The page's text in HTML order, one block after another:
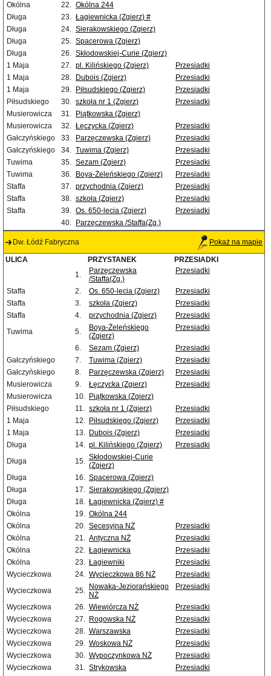
Okólna
22. Okólna 244
Długa
23. Łagiewnicka (Zgierz) #
Długa
24. Sierakowskiego (Zgierz)
Długa
25. Spacerowa (Zgierz)
Długa
26. Skłodowskiej-Curie (Zgierz)
1 Maja
27. pl. Kilińskiego (Zgierz)
Przesiadki
1 Maja
28. Dubois (Zgierz)
Przesiadki
1 Maja
29. Piłsudskiego (Zgierz)
Przesiadki
Piłsudskiego
30. szkoła nr 1 (Zgierz)
Przesiadki
Musierowicza
31.
Piątkowska (Zgierz)
Musierowicza
32. Łęczycka (Zgierz)
Przesiadki
Gałczyńskiego
33. Parzęczewska (Zgierz)
Przesiadki
Gałczyńskiego
34. Tuwima (Zgierz)
Przesiadki
Tuwima
35. Sezam (Zgierz)
Przesiadki
Tuwima
36. Boya-Żeleńskiego (Zgierz)
Przesiadki
Staffa
37. przychodnia (Zgierz)
Przesiadki
Staffa
38. szkoła (Zgierz)
Przesiadki
Staffa
39. Os. 650-lecia (Zgierz)
Przesiadki
40.
Parzęczewska /Staffa(Zg.)
Dw. Łódź Fabryczna Pokaż na mapie
ULICA PRZYSTANEK
PRZESIADKI
1.
Parzęczewska
/Staffa(Zg.)
Przesiadki
Staffa 2. Os. 650-lecia (Zgierz)
Przesiadki
Staffa
3. szkoła (Zgierz)
Przesiadki
Staffa
4. przychodnia (Zgierz)
Przesiadki
Tuwima
5.
Boya-Żeleńskiego
(Zgierz)
Przesiadki
6. Sezam (Zgierz)
Przesiadki
Gałczyńskiego
7. Tuwima (Zgierz)
Przesiadki
Gałczyńskiego
8. Parzęczewska (Zgierz)
Przesiadki
Musierowicza
9. Łęczycka (Zgierz)
Przesiadki
Musierowicza
10. Piątkowska (Zgierz)
Piłsudskiego
11. szkoła nr 1 (Zgierz)
Przesiadki
1 Maja
12. Piłsudskiego (Zgierz)
Przesiadki
1 Maja
13. Dubois (Zgierz)
Przesiadki
Długa
14. pl. Kilińskiego (Zgierz)
Przesiadki
Długa
15. Skłodowskiej-Curie
(Zgierz)
Długa
16. Spacerowa (Zgierz)
Długa
17. Sierakowskiego (Zgierz)
Długa
18. Łagiewnicka (Zgierz) #
Okólna
19. Okólna 244
Okólna
20. Secesyjna NŻ
Przesiadki
Okólna
21. Antyczna NŻ
Przesiadki
Okólna
22. Łagiewnicka
Przesiadki
Okólna
23. Łagiewniki
Przesiadki
Wycieczkowa
24. Wycieczkowa 86 NŻ
Przesiadki
Wycieczkowa
25. Nowaka-Jeziorańskiego
NŻ
Przesiadki
Wycieczkowa 26. Wiewiórcza NŻ
Przesiadki
Wycieczkowa
27. Rogowska NŻ
Przesiadki
Wycieczkowa
28. Warszawska
Przesiadki
Wycieczkowa
29. Woskowa NŻ
Przesiadki
Wycieczkowa
30. Wypoczynkowa NŻ
Przesiadki
Wycieczkowa
31. Strykowska
Przesiadki